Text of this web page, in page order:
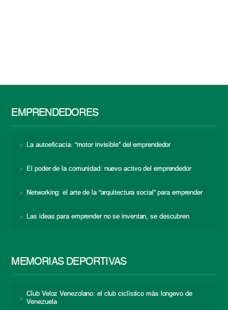
EMPRENDEDORES
La autoeficacia: “motor invisible” del emprendedor
El poder de la comunidad: nuevo activo del emprendedor
Networking: el arte de la “arquitectura social” para emprender
Las ideas para emprender no se inventan, se descubren
MEMORIAS DEPORTIVAS
Club Veloz Venezolano: el club ciclístico más longevo de
Venezuela